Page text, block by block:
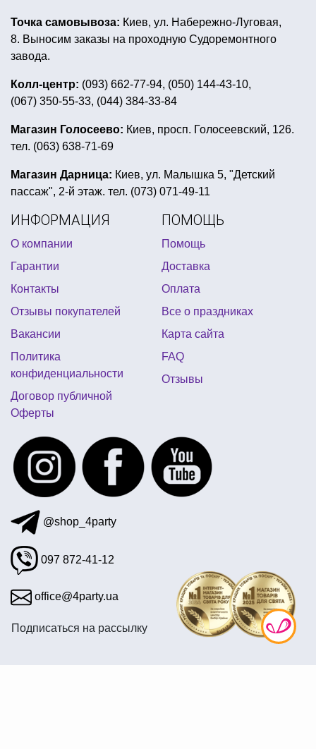
декор для ковбойской вечеринки
серпантин новый год
вечеринка в стиле стиляги оформление
шляпа ведьмочки купить
новогодние украшения интернет магазин киев
одноразовые тарелки для праздника
наряд для пиратской вечеринки
шапки с мордами животных
подарки на выпускной купить
4party интернет магазин товаров для праздника сайт
атрибутика для девичника купить украина
бутафория для праздников
гирлянда 8 марта
товары для первого дня рождения
очки карнавальные
украшение окон на новый год трафареты
подушка прикольная
ретро стиль вечеринка
воздушные шары на день рождения девочке
индейцы украшения
Точка самовывоза: Киев, ул. Набережно-Луговая,
8. Выносим заказы на проходную Судоремонтного
завода.
Колл-центр: (093) 662-77-94, (050) 144-43-10,
(067) 350-55-33, (044) 384-33-84
Магазин Голосеево: Киев, просп. Голосеевский, 126.
тел. (063) 638-71-69
Магазин Дарница: Киев, ул. Малышка 5, "Детский
пассаж", 2-й этаж. тел. (073) 071-49-11
ИНФОРМАЦИЯ
О компании
Гарантии
Контакты
Отзывы покупателей
Вакансии
Политика
конфиденциальности
Договор публичной
Оферты
ПОМОЩЬ
Помощь
Доставка
Оплата
Все о праздниках
Карта сайта
FAQ
Отзывы
@shop_4party
097 872-41-12
office@4party.ua
Подписаться на рассылку